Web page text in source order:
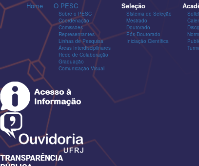
Home O PESC
Sobre o PESC
Coordenação
Comissões
Representantes
Linhas de Pesquisa
Áreas Interdisciplinares
Rede de Colaboração
Graduação
Comunicação Visual
Seleção
Sistema de Seleção
Mestrado
Doutorado
Pós-Doutorado
Iniciação Científica